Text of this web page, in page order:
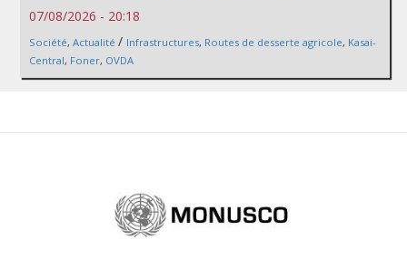
07/08/2026 - 20:18
Société, Actualité / Infrastructures, Routes de desserte agricole, Kasai-
Central, Foner, OVDA